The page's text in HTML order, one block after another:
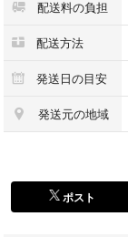
配送料の負担
配送方法
発送日の目安
発送元の地域
ポスト